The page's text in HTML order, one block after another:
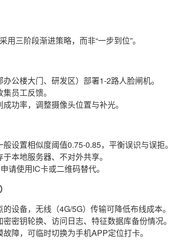
三阶段渐进策略，而非“一步到位”。
公楼大门、研发区）部署1-2路人脸闸机。
员工反馈。
功率，调整摄像头位置与补光。
设置相似度阈值0.75-0.85，平衡误识与误拒。
本地服务器、不对外共享。
请使用IC卡或二维码替代。
设备，无线（4G/5G）传输可降低布线成本。
密钥轮换、访问日志、特征数据库备份情况。
障，可临时切换为手机APP定位打卡。